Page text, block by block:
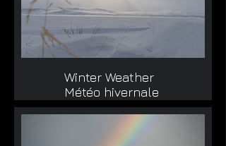
Winter Weather
Météo hivernale